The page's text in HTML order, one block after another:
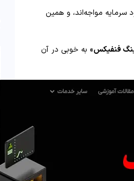
سرمایه مواجه‌اند، و همین
فنفیکس» به‌ خوبی در آن